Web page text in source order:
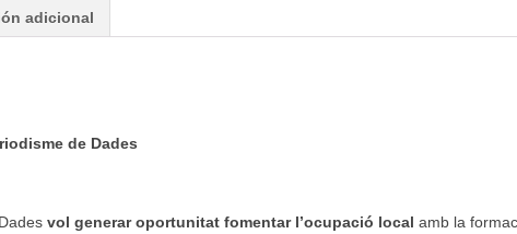
adicional
de Dades
vol generar oportunitat fomentar l’ocupació local amb la